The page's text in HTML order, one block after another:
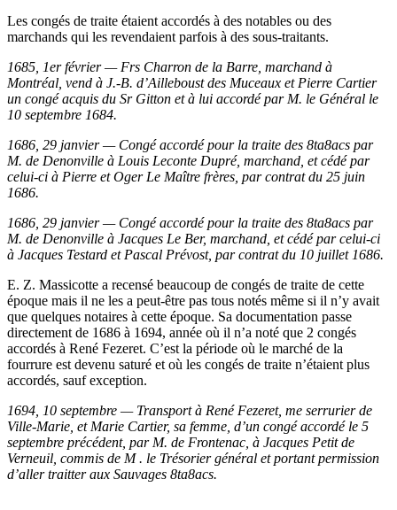
Les congés de traite étaient accordés à des notables ou des
marchands qui les revendaient parfois à des sous-traitants.
1685, 1er février — Frs Charron de la Barre, marchand à
Montréal, vend à J.-B. d’Ailleboust des Muceaux et Pierre Cartier
un congé acquis du Sr Gitton et à lui accordé par M. le Général le
10 septembre 1684.
1686, 29 janvier — Congé accordé pour la traite des 8ta8acs par
M. de Denonville à Louis Leconte Dupré, marchand, et cédé par
celui-ci à Pierre et Oger Le Maître frères, par contrat du 25 juin
1686.
1686, 29 janvier — Congé accordé pour la traite des 8ta8acs par
M. de Denonville à Jacques Le Ber, marchand, et cédé par celui-ci
à Jacques Testard et Pascal Prévost, par contrat du 10 juillet 1686.
E. Z. Massicotte a recensé beaucoup de congés de traite de cette
époque mais il ne les a peut-être pas tous notés même si il n’y avait
que quelques notaires à cette époque. Sa documentation passe
directement de 1686 à 1694, année où il n’a noté que 2 congés
accordés à René Fezeret. C’est la période où le marché de la
fourrure est devenu saturé et où les congés de traite n’étaient plus
accordés, sauf exception.
1694, 10 septembre — Transport à René Fezeret, me serrurier de
Ville-Marie, et Marie Cartier, sa femme, d’un congé accordé le 5
septembre précédent, par M. de Frontenac, à Jacques Petit de
Verneuil, commis de M . le Trésorier général et portant permission
d’aller traitter aux Sauvages 8ta8acs.